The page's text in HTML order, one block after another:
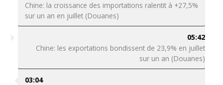
Chine: la croissance des importations ralentit à +27,5%
sur un an en juillet (Douanes)
05:42
Chine: les exportations bondissent de 23,9% en juillet
sur un an (Douanes)
03:04